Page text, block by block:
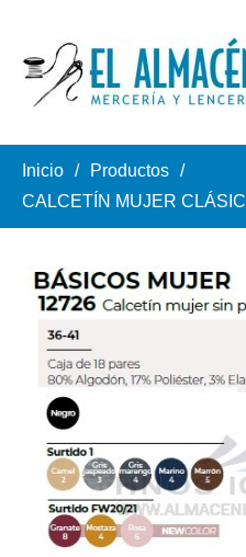
Inicio
Productos
CALCETÍN MUJER